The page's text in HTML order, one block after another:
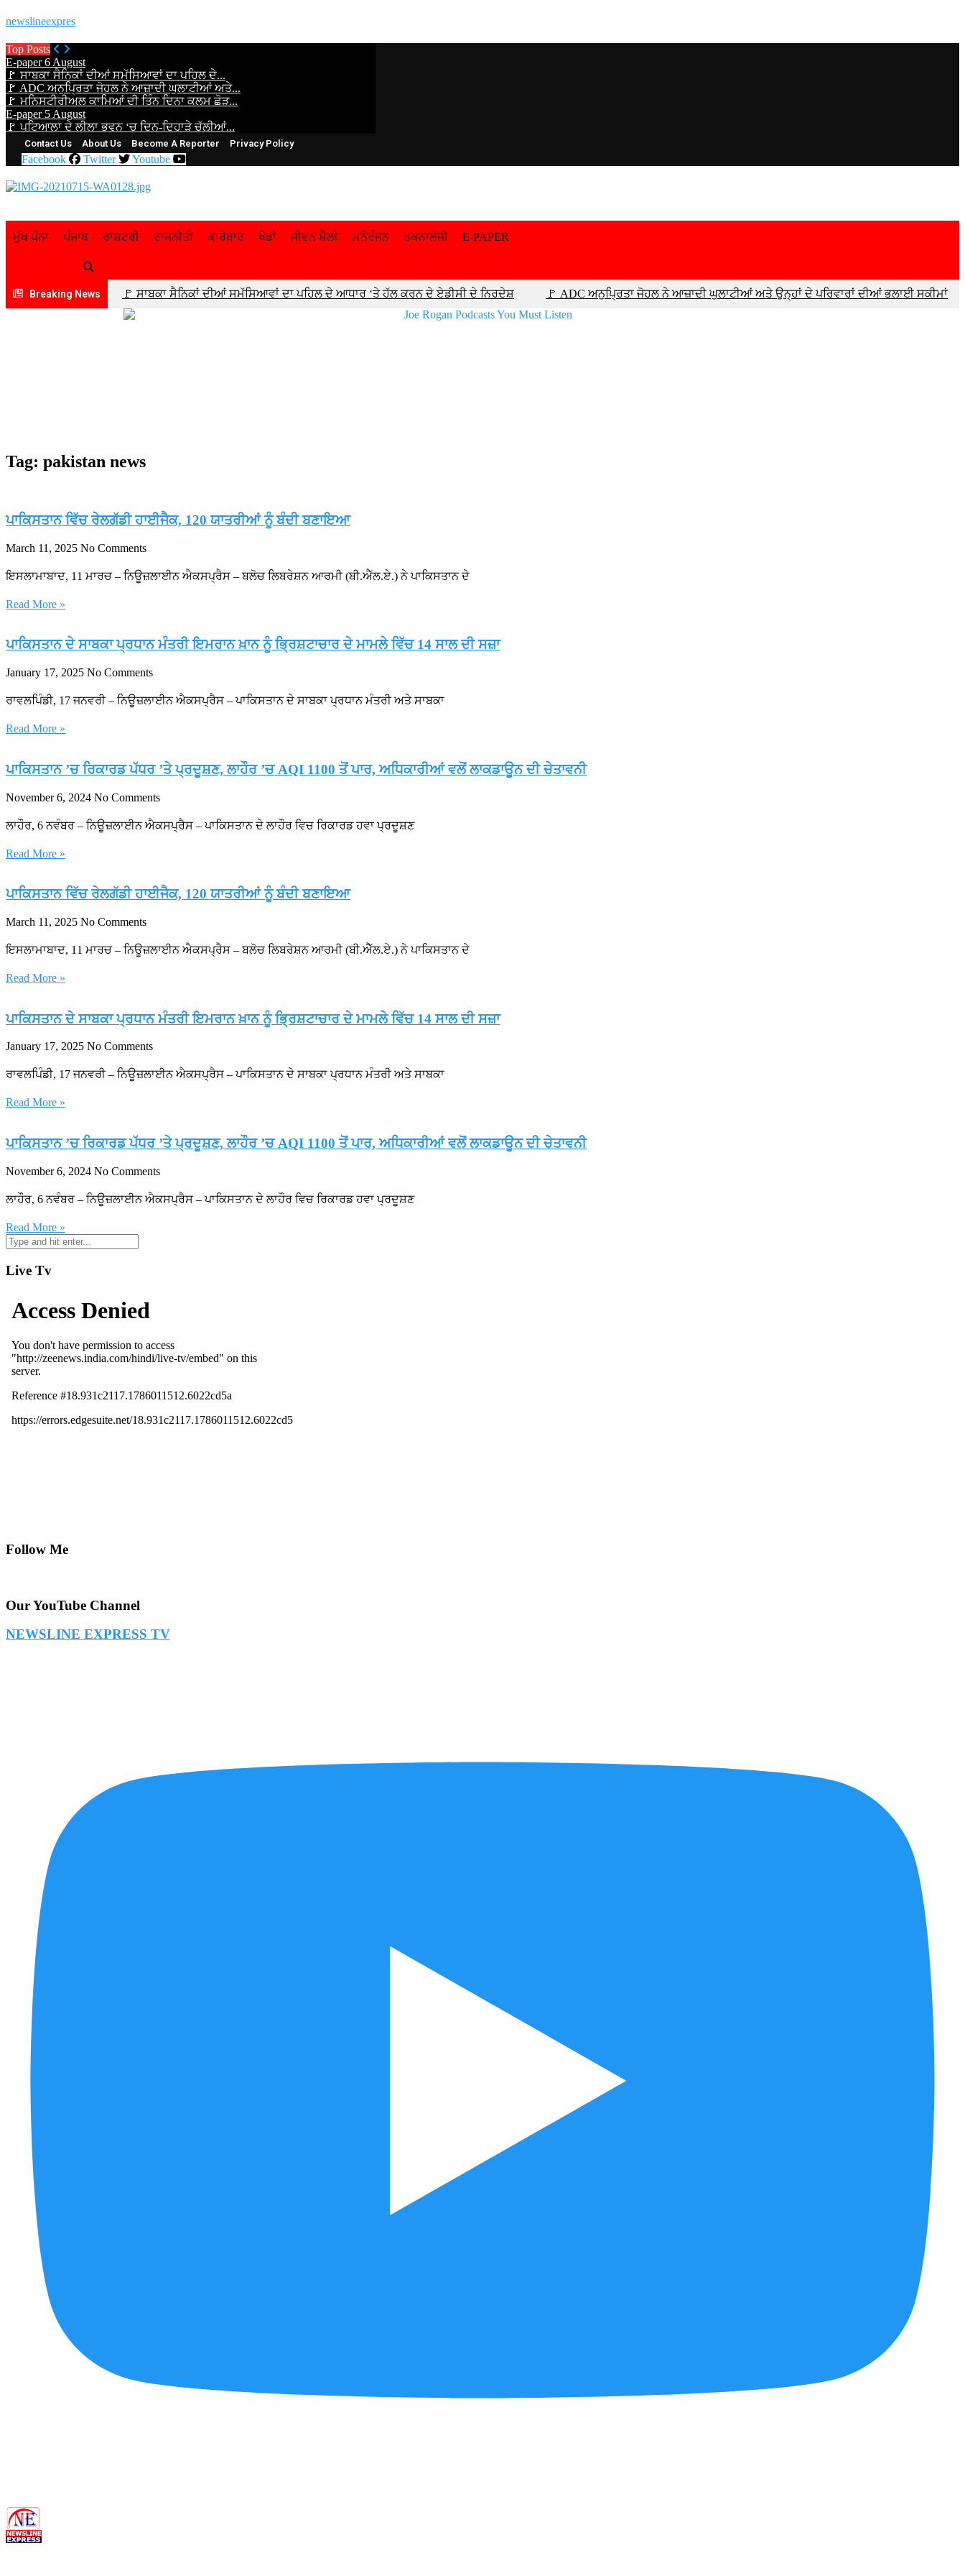
newslineexpres
Top Posts
E-paper 6 August
🚩 ਸਾਬਕਾ ਸੈਨਿਕਾਂ ਦੀਆਂ ਸਮੱਸਿਆਵਾਂ ਦਾ ਪਹਿਲ ਦੇ...
🚩 ADC ਅਨੁਪ੍ਰਿਤਾ ਜੋਹਲ ਨੇ ਆਜ਼ਾਦੀ ਘੁਲਾਟੀਆਂ ਅਤੇ...
🚩 ਮਨਿਸਟੀਰੀਅਲ ਕਾਮਿਆਂ ਦੀ ਤਿੰਨ ਦਿਨਾ ਕਲਮ ਛੋੜ...
E-paper 5 August
🚩 ਪਟਿਆਲਾ ਦੇ ਲੀਲਾ ਭਵਨ ‘ਚ ਦਿਨ-ਦਿਹਾੜੇ ਚੱਲੀਆਂ...
Contact Us About Us Become A Reporter Privacy Policy
Facebook Twitter Youtube
ਮੁੱਖ ਪੰਨਾ ਪੰਜਾਬ ਰਾਸ਼ਟਰੀ ਰਾਜਨੀਤੀ ਕਾਰੋਬਾਰ ਖੇਡਾਂ ਜੀਵਨ ਸ਼ੈਲੀ ਮਨੋਰੰਜਨ ਤਕਨਾਲੋਜੀ E-PAPER
Breaking News 🚩 ਸਾਬਕਾ ਸੈਨਿਕਾਂ ਦੀਆਂ ਸਮੱਸਿਆਵਾਂ ਦਾ ਪਹਿਲ ਦੇ ਆਧਾਰ ‘ਤੇ ਹੱਲ ਕਰਨ ਦੇ ਏਡੀਸੀ ਦੇ ਨਿਰਦੇਸ਼ 🚩 ADC ਅਨੁਪ੍ਰਿਤਾ ਜੋਹਲ ਨੇ ਆਜ਼ਾਦੀ ਘੁਲਾਟੀਆਂ ਅਤੇ ਉਨ੍ਹਾਂ ਦੇ ਪਰਿਵਾਰਾਂ ਦੀਆਂ ਭਲਾਈ ਸਕੀਮਾਂ
ਦਾ ਲਿਆ ਜਾਇਜ਼ਾ 🚩 ਮਨਿਸਟੀਰੀਅਲ ਕਾਮਿਆਂ ਦੀ ਤਿੰਨ ਦਿਨਾ ਕਲਮ ਛੋੜ ਹੜਤਾਲ ਅੱਜ ਤੋਂ
Tag: pakistan news
ਪਾਕਿਸਤਾਨ ਵਿੱਚ ਰੇਲਗੱਡੀ ਹਾਈਜੈਕ, 120 ਯਾਤਰੀਆਂ ਨੂੰ ਬੰਦੀ ਬਣਾਇਆ
March 11, 2025 No Comments
ਇਸਲਾਮਾਬਾਦ, 11 ਮਾਰਚ – ਨਿਊਜ਼ਲਾਈਨ ਐਕਸਪ੍ਰੈਸ – ਬਲੋਚ ਲਿਬਰੇਸ਼ਨ ਆਰਮੀ (ਬੀ.ਐੱਲ.ਏ.) ਨੇ ਪਾਕਿਸਤਾਨ ਦੇ
Read More »
ਪਾਕਿਸਤਾਨ ਦੇ ਸਾਬਕਾ ਪ੍ਰਧਾਨ ਮੰਤਰੀ ਇਮਰਾਨ ਖ਼ਾਨ ਨੂੰ ਭ੍ਰਿਸ਼ਟਾਚਾਰ ਦੇ ਮਾਮਲੇ ਵਿੱਚ 14 ਸਾਲ ਦੀ ਸਜ਼ਾ
January 17, 2025 No Comments
ਰਾਵਲਪਿੰਡੀ, 17 ਜਨਵਰੀ – ਨਿਊਜ਼ਲਾਈਨ ਐਕਸਪ੍ਰੈਸ – ਪਾਕਿਸਤਾਨ ਦੇ ਸਾਬਕਾ ਪ੍ਰਧਾਨ ਮੰਤਰੀ ਅਤੇ ਸਾਬਕਾ
Read More »
ਪਾਕਿਸਤਾਨ ’ਚ ਰਿਕਾਰਡ ਪੱਧਰ ’ਤੇ ਪ੍ਰਦੂਸ਼ਣ, ਲਾਹੌਰ ’ਚ AQI 1100 ਤੋਂ ਪਾਰ, ਅਧਿਕਾਰੀਆਂ ਵਲੋਂ ਲਾਕਡਾਊਨ ਦੀ ਚੇਤਾਵਨੀ
November 6, 2024 No Comments
ਲਾਹੌਰ, 6 ਨਵੰਬਰ – ਨਿਊਜ਼ਲਾਈਨ ਐਕਸਪ੍ਰੈਸ – ਪਾਕਿਸਤਾਨ ਦੇ ਲਾਹੌਰ ਵਿਚ ਰਿਕਾਰਡ ਹਵਾ ਪ੍ਰਦੂਸ਼ਣ
Read More »
ਪਾਕਿਸਤਾਨ ਵਿੱਚ ਰੇਲਗੱਡੀ ਹਾਈਜੈਕ, 120 ਯਾਤਰੀਆਂ ਨੂੰ ਬੰਦੀ ਬਣਾਇਆ
March 11, 2025 No Comments
ਇਸਲਾਮਾਬਾਦ, 11 ਮਾਰਚ – ਨਿਊਜ਼ਲਾਈਨ ਐਕਸਪ੍ਰੈਸ – ਬਲੋਚ ਲਿਬਰੇਸ਼ਨ ਆਰਮੀ (ਬੀ.ਐੱਲ.ਏ.) ਨੇ ਪਾਕਿਸਤਾਨ ਦੇ
Read More »
ਪਾਕਿਸਤਾਨ ਦੇ ਸਾਬਕਾ ਪ੍ਰਧਾਨ ਮੰਤਰੀ ਇਮਰਾਨ ਖ਼ਾਨ ਨੂੰ ਭ੍ਰਿਸ਼ਟਾਚਾਰ ਦੇ ਮਾਮਲੇ ਵਿੱਚ 14 ਸਾਲ ਦੀ ਸਜ਼ਾ
January 17, 2025 No Comments
ਰਾਵਲਪਿੰਡੀ, 17 ਜਨਵਰੀ – ਨਿਊਜ਼ਲਾਈਨ ਐਕਸਪ੍ਰੈਸ – ਪਾਕਿਸਤਾਨ ਦੇ ਸਾਬਕਾ ਪ੍ਰਧਾਨ ਮੰਤਰੀ ਅਤੇ ਸਾਬਕਾ
Read More »
ਪਾਕਿਸਤਾਨ ’ਚ ਰਿਕਾਰਡ ਪੱਧਰ ’ਤੇ ਪ੍ਰਦੂਸ਼ਣ, ਲਾਹੌਰ ’ਚ AQI 1100 ਤੋਂ ਪਾਰ, ਅਧਿਕਾਰੀਆਂ ਵਲੋਂ ਲਾਕਡਾਊਨ ਦੀ ਚੇਤਾਵਨੀ
November 6, 2024 No Comments
ਲਾਹੌਰ, 6 ਨਵੰਬਰ – ਨਿਊਜ਼ਲਾਈਨ ਐਕਸਪ੍ਰੈਸ – ਪਾਕਿਸਤਾਨ ਦੇ ਲਾਹੌਰ ਵਿਚ ਰਿਕਾਰਡ ਹਵਾ ਪ੍ਰਦੂਸ਼ਣ
Read More »
Live Tv
Follow Me
Our YouTube Channel
NEWSLINE EXPRESS TV